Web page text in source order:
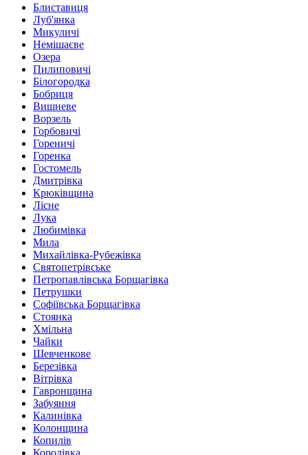
Блиставиця
Луб'янка
Микуличі
Немішаєве
Озера
Пилиповичі
Білогородка
Бобриця
Вишневе
Ворзель
Горбовичі
Гореничі
Горенка
Гостомель
Дмитрівка
Крюківщина
Лісне
Лука
Любимівка
Мила
Михайлівка-Рубежівка
Святопетрівське
Петропавлівська Борщагівка
Петрушки
Софіївська Борщагівка
Стоянка
Хмільна
Чайки
Шевченкове
Березівка
Вітрівка
Гавронщина
Забуяння
Калинівка
Колонщина
Копилів
Королівка